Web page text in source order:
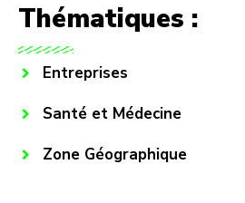
Thématiques :
Entreprises
Santé et Médecine
Zone Géographique